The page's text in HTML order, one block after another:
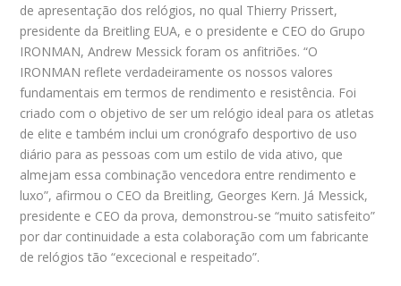
de apresentação dos relógios, no qual Thierry Prissert,
presidente da Breitling EUA, e o presidente e CEO do Grupo
IRONMAN, Andrew Messick foram os anfitriões. “O
IRONMAN reflete verdadeiramente os nossos valores
fundamentais em termos de rendimento e resistência. Foi
criado com o objetivo de ser um relógio ideal para os atletas
de elite e também inclui um cronógrafo desportivo de uso
diário para as pessoas com um estilo de vida ativo, que
almejam essa combinação vencedora entre rendimento e
luxo”, afirmou o CEO da Breitling, Georges Kern. Já Messick,
presidente e CEO da prova, demonstrou-se “muito satisfeito”
por dar continuidade a esta colaboração com um fabricante
de relógios tão “excecional e respeitado”.